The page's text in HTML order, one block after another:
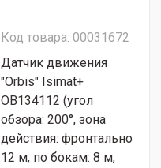
Код товара: 00031672
Датчик движения
"Orbis" Isimat+
OB134112 (угол
обзора: 200°, зона
действия: фронтально
12 м, по бокам: 8 м,